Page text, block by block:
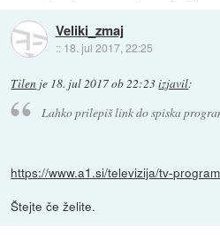
Veliki_zmaj
:: 18. jul 2017, 22:25
Tilen je 18. jul 2017 ob 22:23izjavil:
Lahko prilepiš link do spiska
https://www.a1.si/televizija/tv-
Štejte če želite.